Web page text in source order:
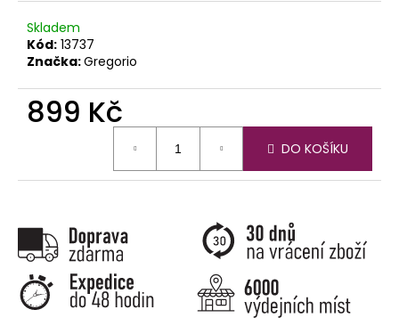
Skladem
Kód: 13737
Značka:Gregorio
899 Kč
DO KOŠÍKU
m
e